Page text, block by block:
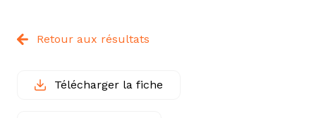
ventes
vente
pro
Retour aux résultats
Télécharger la fiche